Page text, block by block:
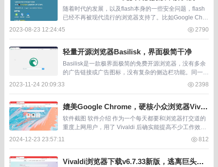
浏览flash网页的需求
随着时代的发展，以及flash本身的一些安全问题，flash
已经不再被现代流行的浏览器支持了。比如Google Chro
me、Microsoft Edge、火狐等使用人群较多体验又好的
2023-08-23 12:24:45 2790
轻量开源浏览器Basilisk，界面极简干净
Basilisk是一款极界面极简的免费开源浏览器，没有多余
的广告链接或广告图标，没有复杂的侧边栏功能。同一台
电脑用 Basilisk打开网页的速度似乎比很多同类浏览器更
2023-11-24 20:09:33 2398
媲美Google Chrome，硬核小众浏览器Vival
di浏览器
软件截图 软件介绍 作为一个每天都要和浏览器打交道的
重度上网用户，用了 Vivaldi 后确实能提高不少工作效
率。 说说几个特别实用的地方： 第一个是工作区功能的
2024-12-23 23:57:11 812
Vivaldi浏览器下载v6.7.33新版，逃离巨头不